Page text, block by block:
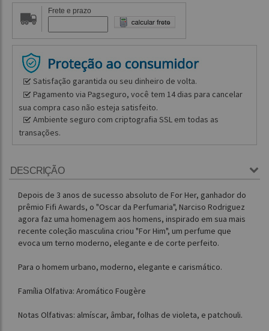
Frete e prazo
Satisfação garantida ou seu dinheiro de volta.
Pagamento via Pagseguro, você tem 14 dias para cancelar
sua compra caso não esteja satisfeito.
Ambiente seguro com criptografia SSL em todas as
transações.
DESCRIÇÃO
Depois de 3 anos de sucesso absoluto de For Her, ganhador do
prêmio Fifi Awards, o "Oscar da Perfumaria", Narciso Rodriguez
agora faz uma homenagem aos homens, inspirado em sua mais
recente coleção masculina criou "For Him", um perfume que
evoca um terno moderno, elegante e de corte perfeito.
Para o homem urbano, moderno, elegante e carismático.
Família Olfativa: Aromático Fougère
Notas Olfativas: almíscar, âmbar, folhas de violeta, e patchouli.